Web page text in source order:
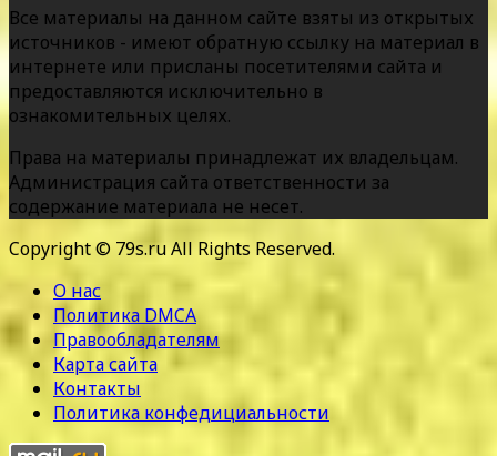
Все материалы на данном сайте взяты из открытых
источников - имеют обратную ссылку на материал в
интернете или присланы посетителями сайта и
предоставляются исключительно в
ознакомительных целях.
Права на материалы принадлежат их владельцам.
Администрация сайта ответственности за
содержание материала не несет.
Copyright © 79s.ru All Rights Reserved.
О нас
Политика DMCA
Правообладателям
Карта сайта
Контакты
Политика конфедициальности